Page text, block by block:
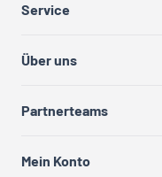
Service
Über uns
Partnerteams
Mein Konto